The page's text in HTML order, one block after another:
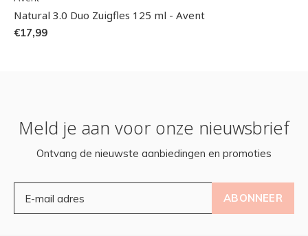
Natural 3.0 Duo Zuigfles 125 ml - Avent
€17,99
Meld je aan voor onze nieuwsbrief
Ontvang de nieuwste aanbiedingen en promoties
ABONNEER